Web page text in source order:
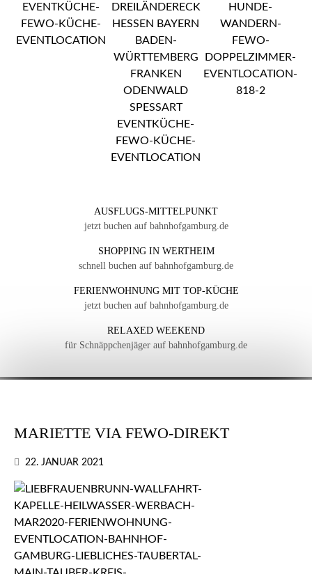
AUSFLUGS-MITTELPUNKT
jetzt buchen auf bahnhofgamburg.de
SHOPPING IN WERTHEIM
schnell buchen auf bahnhofgamburg.de
FERIENWOHNUNG MIT TOP-KÜCHE
jetzt buchen auf bahnhofgamburg.de
RELAXED WEEKEND
für Schnäppchenjäger auf bahnhofgamburg.de
MARIETTE VIA FEWO-DIREKT
22. JANUAR 2021